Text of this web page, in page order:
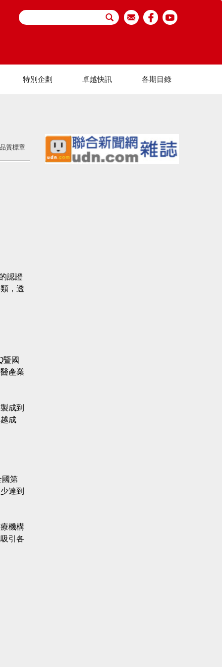
特別企劃 卓越快訊 各期目錄
質標章
認證
，透
暨國
產業
成到
成
國第
達到
機構
引各